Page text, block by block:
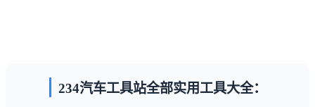
234汽车工具站全部实用工具大全：